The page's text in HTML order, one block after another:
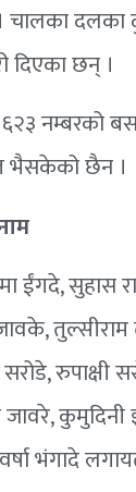
दलका
दिएका छन् ।
नम्बरको
भैसकेको छैन ।
सुहास
सरोडे,
जावरे,
भंगादे